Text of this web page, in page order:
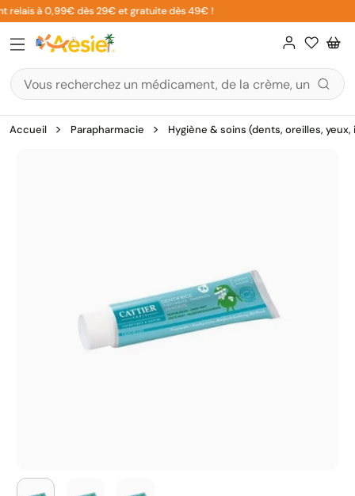
Aller
au
contenu
à 0,99€ dès 29€ et gratuite dès 49€ !
Accueil Parapharmacie Hygiène & soins (dents, oreilles,